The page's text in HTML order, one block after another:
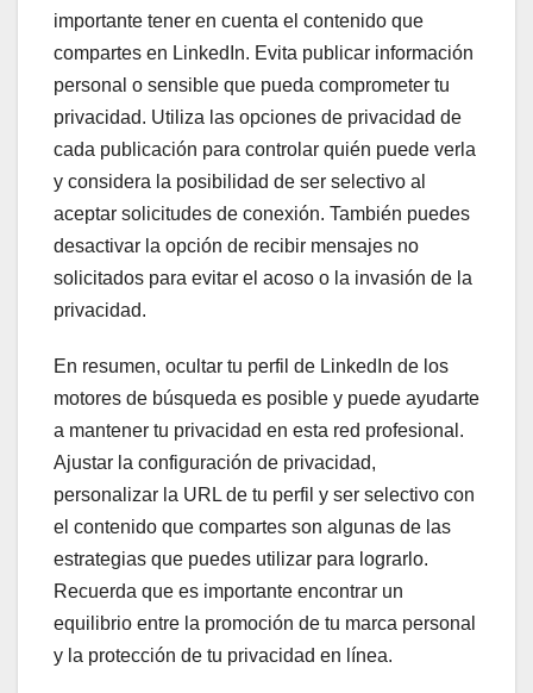
importante tener en cuenta el contenido que
compartes en LinkedIn. Evita publicar información
personal o sensible que pueda comprometer tu
privacidad. Utiliza las opciones de privacidad de
cada publicación para controlar quién puede verla
y considera la posibilidad de ser selectivo al
aceptar solicitudes de conexión. También puedes
desactivar la opción de recibir mensajes no
solicitados para evitar el acoso o la invasión de la
privacidad.
En resumen, ocultar tu perfil de LinkedIn de los
motores de búsqueda es posible y puede ayudarte
a mantener tu privacidad en esta red profesional.
Ajustar la configuración de privacidad,
personalizar la URL de tu perfil y ser selectivo con
el contenido que compartes son algunas de las
estrategias que puedes utilizar para lograrlo.
Recuerda que es importante encontrar un
equilibrio entre la promoción de tu marca personal
y la protección de tu privacidad en línea.